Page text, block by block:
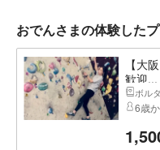
おでんさまの体験した
【大
歓迎...
ボル
6歳